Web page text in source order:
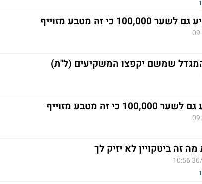
שמשם יקפצו המשקיעים (ל"ת)
זה ביטקויין לא יזיק לך
30/